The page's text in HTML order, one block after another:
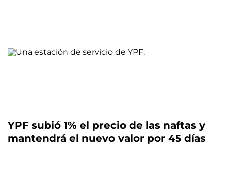
YPF subió 1% el precio de las naftas y
mantendrá el nuevo valor por 45 días